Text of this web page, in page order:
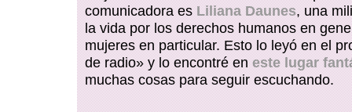
comunicadora esLiliana Daunes, una
la vida por los derechos humanos en
mujeres en particular. Esto lo leyó en el
de radio» y lo encontré eneste lugar
muchas cosas para seguir escuchando.